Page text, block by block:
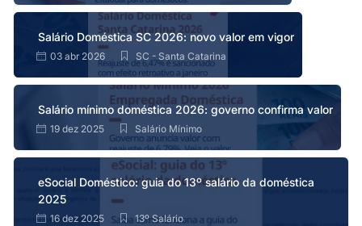
Salário Doméstica SC 2026: novo valor em vigor
03 abr 2026 SC - Santa Catarina
Salário mínimo doméstica 2026: governo confirma valor
19 dez 2025 Salário Mínimo
eSocial Doméstico: guia do 13º salário da doméstica
2025
16 dez 2025 13º Salário